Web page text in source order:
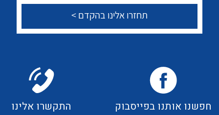
חפשנו אותנו בפייסבוק התקשרו אלינו